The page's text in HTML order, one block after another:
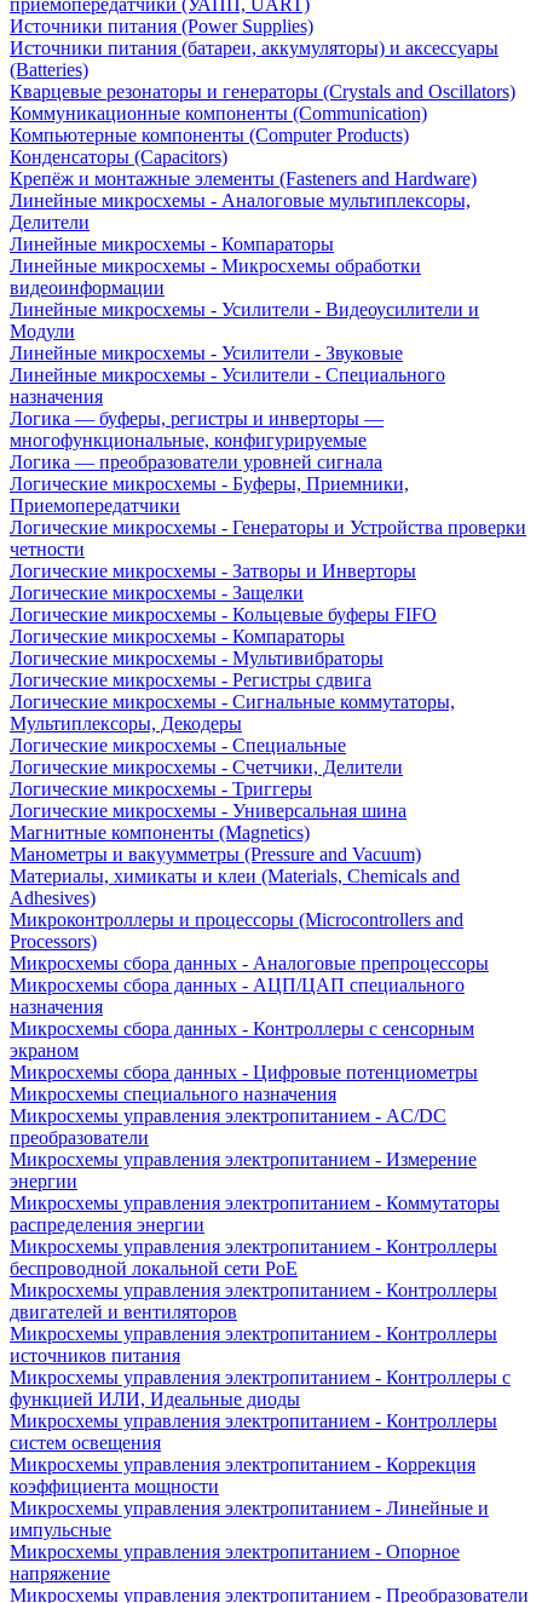
приёмопередатчики (УАПП, UART)
Источники питания (Power Supplies)
Источники питания (батареи, аккумуляторы) и аксессуары
(Batteries)
Кварцевые резонаторы и генераторы (Crystals and Oscillators)
Коммуникационные компоненты (Communication)
Компьютерные компоненты (Computer Products)
Конденсаторы (Capacitors)
Крепёж и монтажные элементы (Fasteners and Hardware)
Линейные микросхемы - Аналоговые мультиплексоры,
Делители
Линейные микросхемы - Компараторы
Линейные микросхемы - Микросхемы обработки
видеоинформации
Линейные микросхемы - Усилители - Видеоусилители и
Модули
Линейные микросхемы - Усилители - Звуковые
Линейные микросхемы - Усилители - Специального
назначения
Логика — буферы, регистры и инверторы —
многофункциональные, конфигурируемые
Логика — преобразователи уровней сигнала
Логические микросхемы - Буферы, Приемники,
Приемопередатчики
Логические микросхемы - Генераторы и Устройства проверки
четности
Логические микросхемы - Затворы и Инверторы
Логические микросхемы - Защелки
Логические микросхемы - Кольцевые буферы FIFO
Логические микросхемы - Компараторы
Логические микросхемы - Мультивибраторы
Логические микросхемы - Регистры сдвига
Логические микросхемы - Сигнальные коммутаторы,
Мультиплексоры, Декодеры
Логические микросхемы - Специальные
Логические микросхемы - Счетчики, Делители
Логические микросхемы - Триггеры
Логические микросхемы - Универсальная шина
Магнитные компоненты (Magnetics)
Манометры и вакуумметры (Pressure and Vacuum)
Материалы, химикаты и клеи (Materials, Chemicals and
Adhesives)
Микроконтроллеры и процессоры (Microcontrollers and
Processors)
Микросхемы сбора данных - Аналоговые препроцессоры
Микросхемы сбора данных - АЦП/ЦАП специального
назначения
Микросхемы сбора данных - Контроллеры с сенсорным
экраном
Микросхемы сбора данных - Цифровые потенциометры
Микросхемы специального назначения
Микросхемы управления электропитанием - AC/DC
преобразователи
Микросхемы управления электропитанием - Измерение
энергии
Микросхемы управления электропитанием - Коммутаторы
распределения энергии
Микросхемы управления электропитанием - Контроллеры
беспроводной локальной сети PoE
Микросхемы управления электропитанием - Контроллеры
двигателей и вентиляторов
Микросхемы управления электропитанием - Контроллеры
источников питания
Микросхемы управления электропитанием - Контроллеры с
функцией ИЛИ, Идеальные диоды
Микросхемы управления электропитанием - Контроллеры
систем освещения
Микросхемы управления электропитанием - Коррекция
коэффициента мощности
Микросхемы управления электропитанием - Линейные и
импульсные
Микросхемы управления электропитанием - Опорное
напряжение
Микросхемы управления электропитанием - Преобразователи